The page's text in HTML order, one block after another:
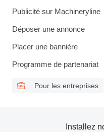
Publicité sur Machineryline
Déposer une annonce
Placer une bannière
Programme de partenariat
Pour les entreprises
Installez